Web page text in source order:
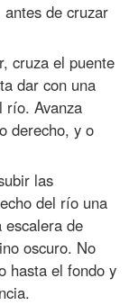
de cruzar
cruza el puente
dar con una
río. Avanza
derecho, y o
las
del río una
escalera de
oscuro. No
hasta el fondo y